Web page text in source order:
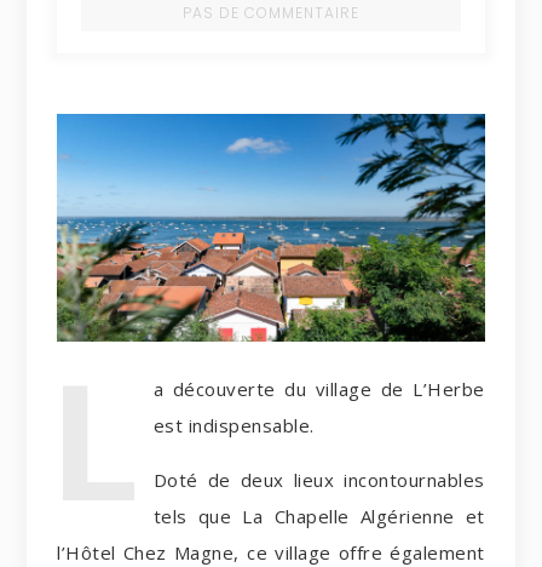
PAS DE COMMENTAIRE
a découverte du village de L’Herbe
est indispensable.
Doté de deux lieux incontournables
tels que La Chapelle Algérienne et
l’Hôtel Chez Magne, ce village offre également